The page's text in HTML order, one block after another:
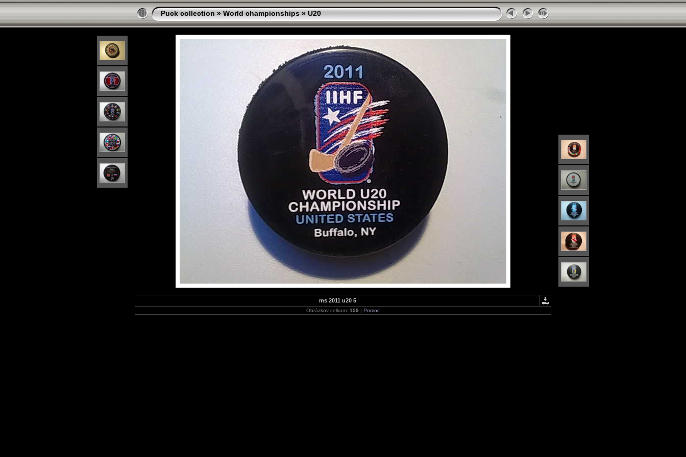
Puck collection » World championships » U20
ms 2011 u20 5
Obrázkov celkom: 159 | Pomoc